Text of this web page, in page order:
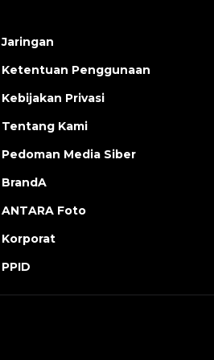
Jaringan
Ketentuan Penggunaan
Kebijakan Privasi
Tentang Kami
Pedoman Media Siber
BrandA
ANTARA Foto
Korporat
PPID